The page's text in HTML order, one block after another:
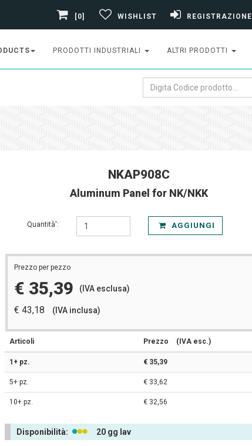
[0] WISHLIST REGISTRAZIONE
PRODOTTI INDUSTRIALI ALTRI PRODOTTI
NKAP908C
Aluminum Panel for NK/NKK
Quantità': AGGIUNGI
Prezzo per pezzo
€ 35,39 (IVA esclusa)
€ 43,18 (IVA inclusa)
Articoli Prezzo (IVA esc.)
1+ pz. € 35,39
5+ pz. € 33,62
10+ pz. € 32,56
Disponibilità: 20 gg lav